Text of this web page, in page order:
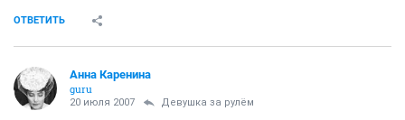
ОТВЕТИТЬ
Анна Каренина
guru
20 июля 2007 Девушка за рулём